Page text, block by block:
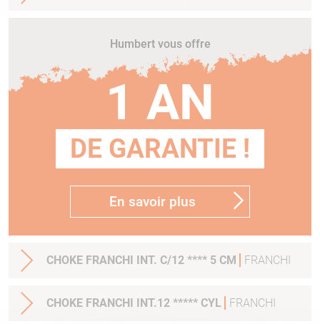
Humbert vous offre
1 AN
DE GARANTIE !
En savoir plus
CHOKE FRANCHI INT. C/12 **** 5 CM FRANCHI
CHOKE FRANCHI INT.12 ***** CYL FRANCHI